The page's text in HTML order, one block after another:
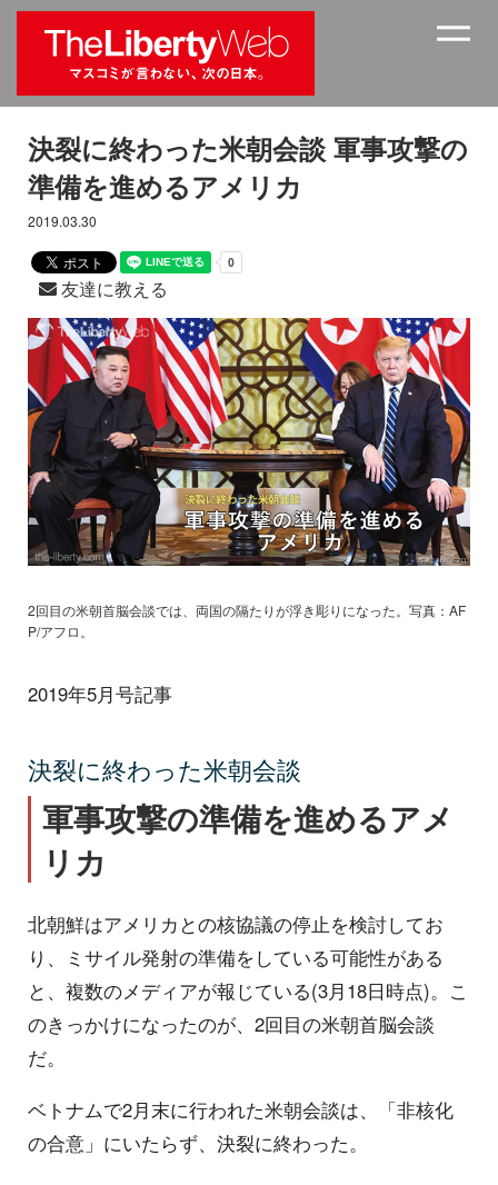
決裂に終わった米朝会談 軍事攻撃の
準備を進めるアメリカ
2019.03.30
友達に教える
2回目の米朝首脳会談では、両国の隔たりが浮き彫りになった。写真：AF
P/アフロ。
2019年5月号記事
決裂に終わった米朝会談
軍事攻撃の準備を進めるアメ
リカ
北朝鮮はアメリカとの核協議の停止を検討してお
り、ミサイル発射の準備をしている可能性がある
と、複数のメディアが報じている(3月18日時点)。こ
のきっかけになったのが、2回目の米朝首脳会談
だ。
ベトナムで2月末に行われた米朝会談は、「非核化
の合意」にいたらず、決裂に終わった。